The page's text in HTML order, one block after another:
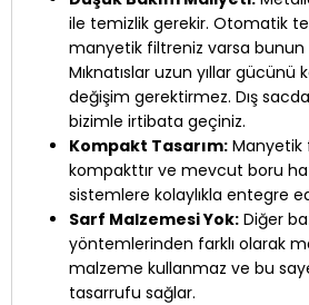
ile temizlik gerekir. Otomatik
manyetik filtreniz varsa bunun
Mıknatıslar uzun yıllar gücünü
değişim gerektirmez. Dış
bizimle irtibata geçiniz.
Kompakt Tasarım: Manyetik
kompakttır ve mevcut boru
sistemlere kolaylıkla entegre
Sarf Malzemesi Yok: Diğer
yöntemlerinden farklı olarak
malzeme kullanmaz ve bu
tasarrufu sağlar.